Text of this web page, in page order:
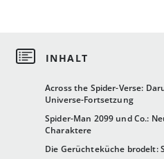
Across the Spider-Verse:
Universe-Fortsetzung
Spider-Man 2099 und Co.:
Charaktere
Die Gerüchteküche brodelt: